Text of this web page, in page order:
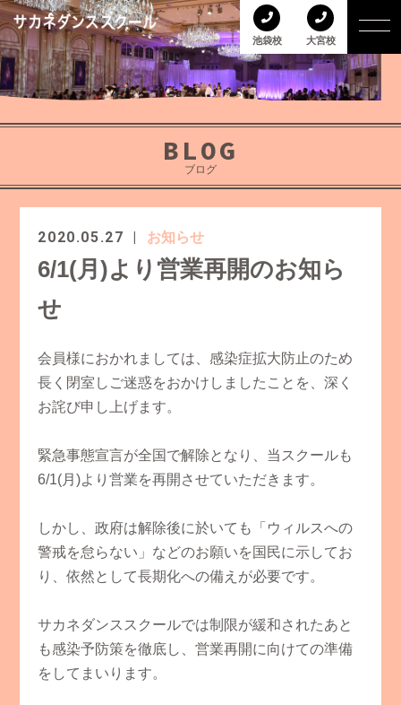
池袋校 大宮校
BLOG
ブログ
2020.05.27 お知らせ
6/1(月)より営業再開のお知ら
せ
会員様におかれましては、感染症拡大防止のため
長く閉室しご迷惑をおかけしましたことを、深く
お詫び申し上げます。
緊急事態宣言が全国で解除となり、当スクールも
6/1(月)より営業を再開させていただきます。
しかし、政府は解除後に於いても「ウィルスへの
警戒を怠らない」などのお願いを国民に示してお
り、依然として長期化への備えが必要です。
サカネダンススクールでは制限が緩和されたあと
も感染予防策を徹底し、営業再開に向けての準備
をしてまいります。